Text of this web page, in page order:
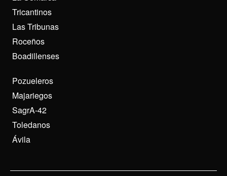
Tricantinos
Las Tribunas
Roceños
Boadillenses
Pozueleros
Majariegos
SagrA-42
Toledanos
Ávila